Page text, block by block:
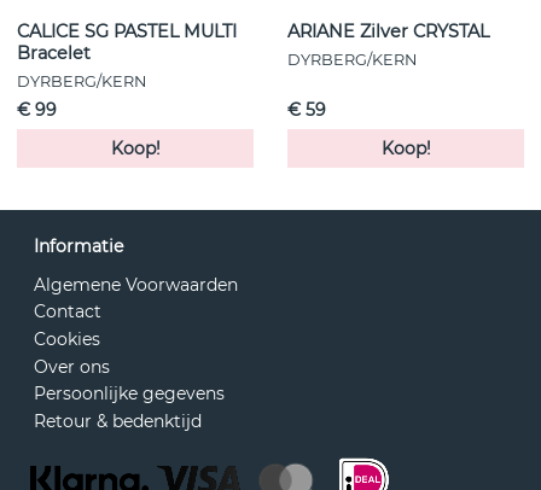
CALICE SG PASTEL MULTI
Bracelet
DYRBERG/KERN
€ 99
Koop!
ARIANE Zilver CRYSTAL
DYRBERG/KERN
€ 59
Koop!
Informatie
Algemene Voorwaarden
Contact
Cookies
Over ons
Persoonlijke gegevens
Retour & bedenktijd